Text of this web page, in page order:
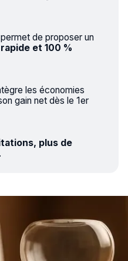
de proposer un
et 100 %
les économies
gain net dès le 1er
plus de